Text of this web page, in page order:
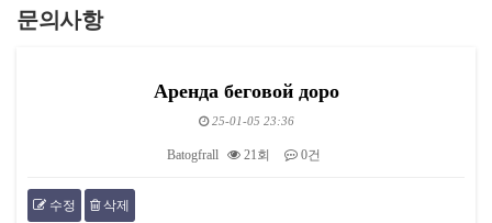
문의사항
Аренда беговой доро
25-01-05 23:36
Batogfrall 21회 0건
수정 삭제